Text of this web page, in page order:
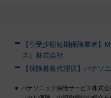
【引受少額短期保険業者】
ス）株式会社
【保険募集代理店】パナソ
パナソニック保険サービス株式